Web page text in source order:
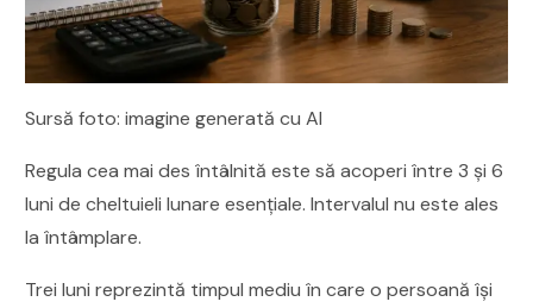
Sursă foto: imagine generată cu AI
Regula cea mai des întâlnită este să acoperi între 3 și 6
luni de cheltuieli lunare esențiale. Intervalul nu este ales
la întâmplare.
Trei luni reprezintă timpul mediu în care o persoană își